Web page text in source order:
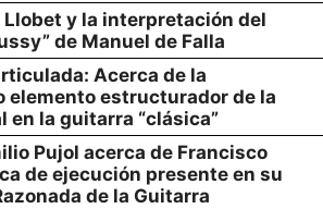
Llobet y la interpretación del
de Manuel de Falla
Acerca de la
elemento estructurador de la
en la guitarra “clásica”
Pujol acerca de Francisco
de ejecución presente en su
de la Guitarra